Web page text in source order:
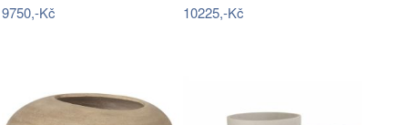
9750,-Kč 10225,-Kč